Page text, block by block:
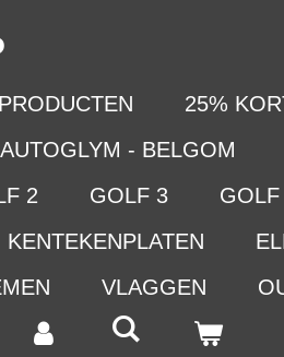
25%
- BELGOM
2 GOLF 3
VLAGGEN